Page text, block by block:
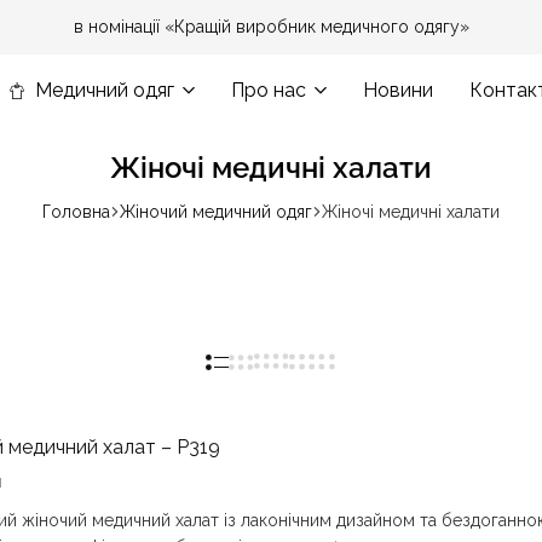
в номінації «Кращій виробник медичного одягу»
Медичний одяг Про нас Новини
Жіночі медичні халати
Головна Жіночий медичний одяг Жіночі медичні халати
медичний халат – P319
жіночий медичний халат із лаконічним дизайном та